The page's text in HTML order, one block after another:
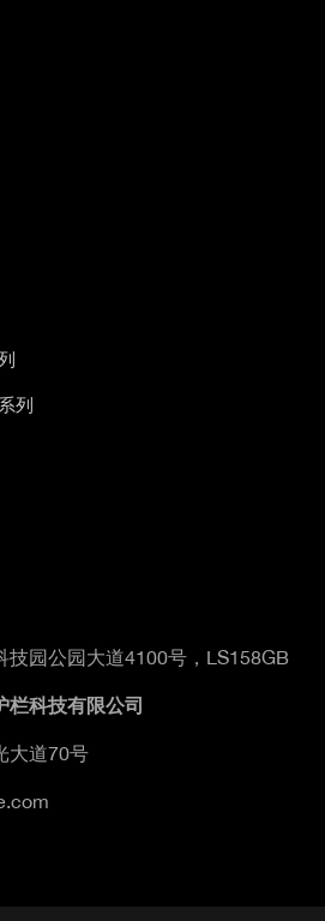
列
技园公园大道4100号，LS158GB
栏科技有限公司
大道70号